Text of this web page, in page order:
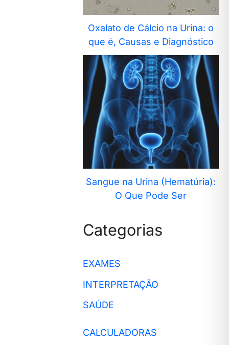
Oxalato de Cálcio na Urina: o
que é, Causas e Diagnóstico
Sangue na Urina (Hematúria):
O Que Pode Ser
Categorias
EXAMES
INTERPRETAÇÃO
SAÚDE
CALCULADORAS